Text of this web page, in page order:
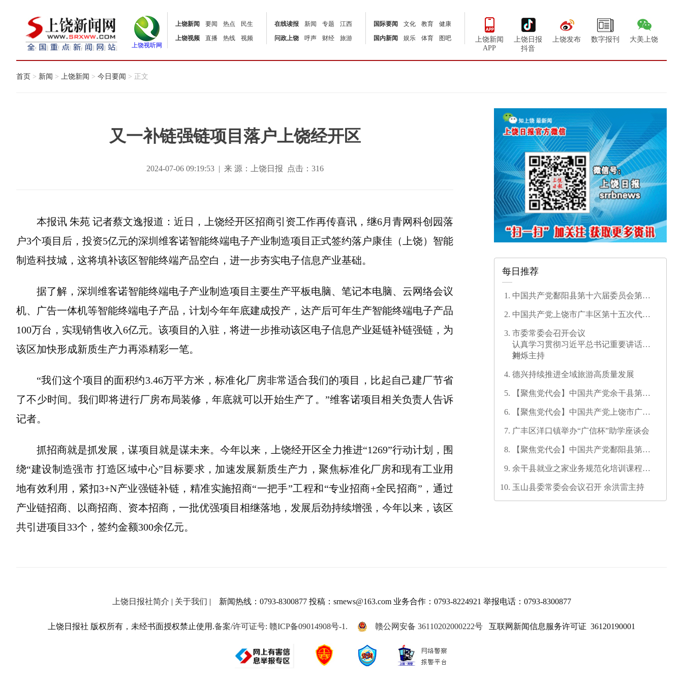
上饶视听网
上饶新闻 要闻 热点
民生
上饶视频
直播 热线 视频
在线读报 新闻 专题
江西
问政上饶
呼声 财经 旅游
国际要闻 文化 教育
健康
国内新闻
娱乐 体育 图吧
上饶新闻
APP
上饶日报
抖音
上饶发布 数字报刊 大美上饶
首页 > 新闻 > 上饶新闻 > 今日要闻 > 正文
又一补链强链项目落户上饶经开区
2024-07-06 09:19:53 | 来 源：上饶日报 点击： 316
本报讯 朱苑 记者蔡文逸报道：近日，上饶经开区招商引资工作再传喜讯，继6月青网科创园落
户3个项目后，投资5亿元的深圳维客诺智能终端电子产业制造项目正式签约落户康佳（上饶）智能
制造科技城，这将填补该区智能终端产品空白，进一步夯实电子信息产业基础。
据了解，深圳维客诺智能终端电子产业制造项目主要生产平板电脑、笔记本电脑、云网络会议
机、广告一体机等智能终端电子产品，计划今年年底建成投产，达产后可年生产智能终端电子产品
100万台，实现销售收入6亿元。该项目的入驻，将进一步推动该区电子信息产业延链补链强链，为
该区加快形成新质生产力再添精彩一笔。
“我们这个项目的面积约3.46万平方米，标准化厂房非常适合我们的项目，比起自己建厂节省
了不少时间。我们即将进行厂房布局装修，年底就可以开始生产了。”维客诺项目相关负责人告诉
记者。
抓招商就是抓发展，谋项目就是谋未来。今年以来，上饶经开区全力推进“1269”行动计划，围
绕“建设制造强市 打造区域中心”目标要求，加速发展新质生产力，聚焦标准化厂房和现有工业用
地有效利用，紧扣3+N产业强链补链，精准实施招商“一把手”工程和“专业招商+全民招商”，通过
产业链招商、以商招商、资本招商，一批优强项目相继落地，发展后劲持续增强，今年以来，该区
共引进项目33个，签约金额300余亿元。
每日推荐
中国共产党鄱阳县第十六届委员会第一
中国共产党上饶市广丰区第十五次代表
市委常委会召开会议
认真学习贯彻习近平总书记重要讲话精
神
刘烁主持
德兴持续推进全域旅游高质量发展
【聚焦党代会】中国共产党余干县第十
【聚焦党代会】中国共产党上饶市广信
广丰区洋口镇举办“广信杯”助学座谈会
【聚焦党代会】中国共产党鄱阳县第十
余干县就业之家业务规范化培训课程开
玉山县委常委会会议召开 余洪雷主持
上饶日报社简介 | 关于我们 | 新闻热线：0793-8300877 投稿：srnews@163.com 业务合作：0793-8224921 举报电话：0793-8300877
上饶日报社 版权所有，未经书面授权禁止使用.备案/许可证号: 赣ICP备09014908号-1. 赣公网安备 36110202000222号 互联网新闻信息服务许可证 36120190001